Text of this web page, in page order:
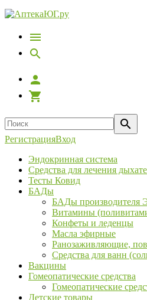
РегистрацияВход
Эндокринная система
Средства для лечения
Тесты Ковид
БАДы
БАДы производителя
Витамины
Конфеты и леденцы
Масла эфирные
Ранозаживляющие,
Средства для ванн
Вакцины
Гомеопатические средства
Гомеопатические
Детские товары